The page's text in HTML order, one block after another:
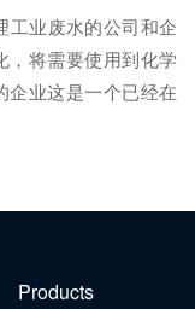
业废水的公司和企
，将需要使用到化学
企业这是一个已经在
Products